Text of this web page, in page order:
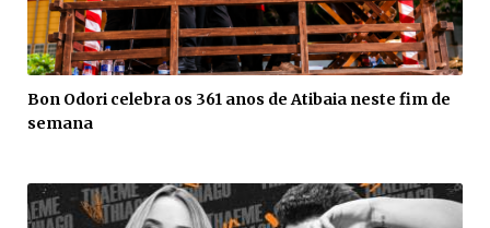
Bon Odori celebra os 361 anos de Atibaia neste fim de
semana